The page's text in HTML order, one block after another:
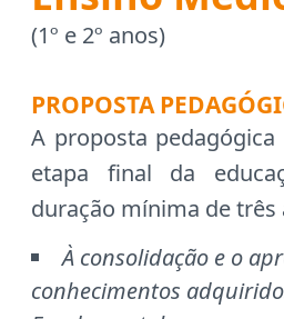
(1º e 2º anos)
PROPOSTA
A proposta
etapa final da
duração mínima de três
À consolidação e o
conhecimentos